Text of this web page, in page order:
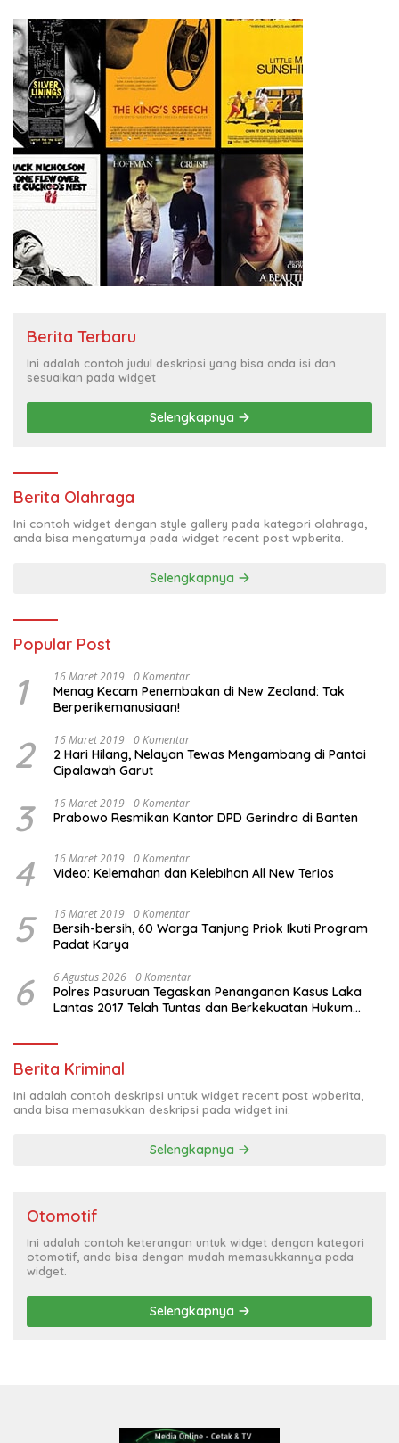
Berita Terbaru
Ini adalah contoh judul deskripsi yang bisa anda isi dan
sesuaikan pada widget
Selengkapnya
Berita Olahraga
Ini contoh widget dengan style gallery pada kategori olahraga,
anda bisa mengaturnya pada widget recent post wpberita.
Selengkapnya
Popular Post
1 16 Maret 2019 0 Komentar
Menag Kecam Penembakan di New Zealand: Tak
Berperikemanusiaan!
2 16 Maret 2019 0 Komentar
2 Hari Hilang, Nelayan Tewas Mengambang di Pantai
Cipalawah Garut
3 16 Maret 2019 0 Komentar
Prabowo Resmikan Kantor DPD Gerindra di Banten
4 16 Maret 2019 0 Komentar
Video: Kelemahan dan Kelebihan All New Terios
5 16 Maret 2019 0 Komentar
Bersih-bersih, 60 Warga Tanjung Priok Ikuti Program
Padat Karya
6 6 Agustus 2026 0 Komentar
Polres Pasuruan Tegaskan Penanganan Kasus Laka
Lantas 2017 Telah Tuntas dan Berkekuatan Hukum
Berita Kriminal
Ini adalah contoh deskripsi untuk widget recent post wpberita,
anda bisa memasukkan deskripsi pada widget ini.
Selengkapnya
Otomotif
Ini adalah contoh keterangan untuk widget dengan kategori
otomotif, anda bisa dengan mudah memasukkannya pada
widget.
Selengkapnya